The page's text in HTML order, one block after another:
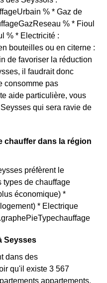
% * Gaz de
% * Fioul
% * Electricité :
bouteilles ou en citerne :
de favoriser la réduction
il faudrait donc
consomme pas
aide particulière, vous
qui sera ravie de
chauffer dans la région
préfèrent le
types de chauffage
économique) *
* Electrique
Seysses
dans des
qu'il existe 3 567
appartements.